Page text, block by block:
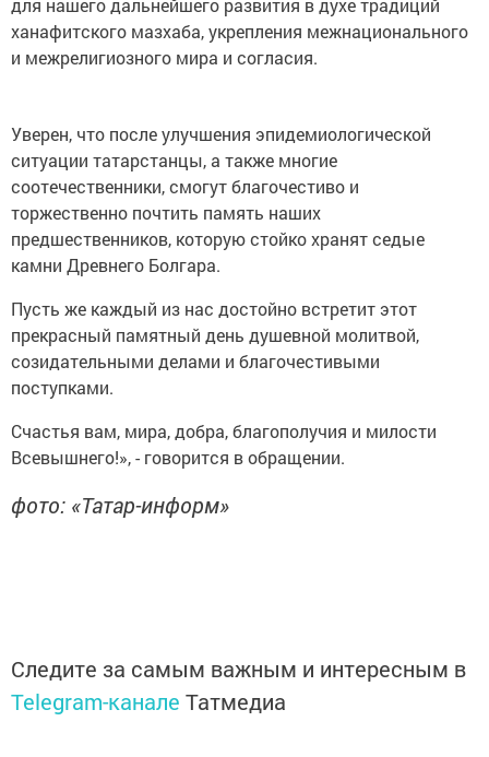
для нашего дальнейшего развития в духе традиций
ханафитского мазхаба, укрепления межнационального
и межрелигиозного мира и согласия.
Уверен, что после улучшения эпидемиологической
ситуации татарстанцы, а также многие
соотечественники, смогут благочестиво и
торжественно почтить память наших
предшественников, которую стойко хранят седые
камни Древнего Болгара.
Пусть же каждый из нас достойно встретит этот
прекрасный памятный день душевной молитвой,
созидательными делами и благочестивыми
поступками.
Счастья вам, мира, добра, благополучия и милости
Всевышнего!», - говорится в обращении.
фото: «Татар-информ»
Следите за самым важным и интересным в
Telegram-канале Татмедиа